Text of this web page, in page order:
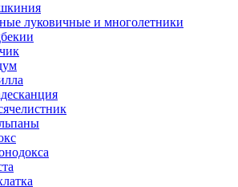
луковичные и многолетники